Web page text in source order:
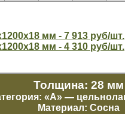
мм - 7 913 руб/шт.
мм - 4 310 руб/шт.
Толщина: 28 мм
«А» —
Материал: Сосна